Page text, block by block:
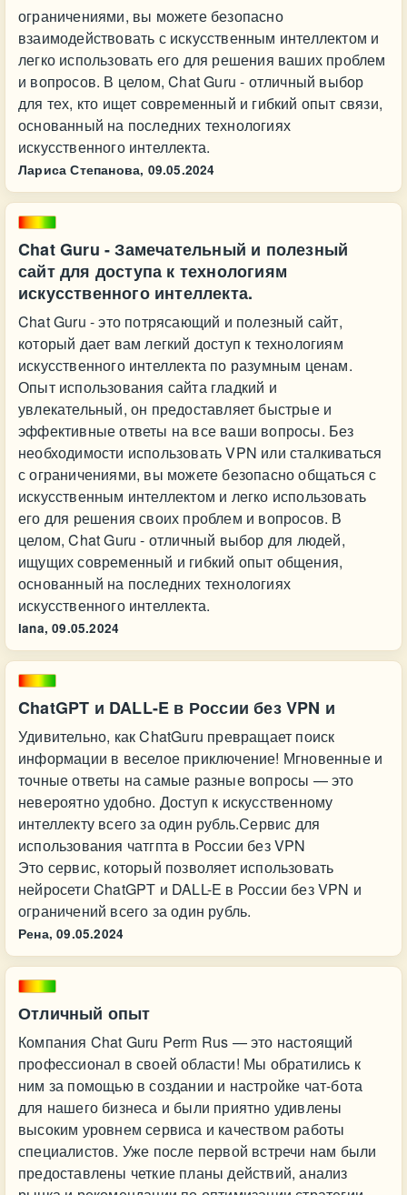
ограничениями, вы можете безопасно
взаимодействовать с искусственным интеллектом и
легко использовать его для решения ваших проблем
и вопросов. В целом, Chat Guru - отличный выбор
для тех, кто ищет современный и гибкий опыт связи,
основанный на последних технологиях
искусственного интеллекта.
Лариса Степанова, 09.05.2024
Chat Guru - Замечательный и полезный
сайт для доступа к технологиям
искусственного интеллекта.
Chat Guru - это потрясающий и полезный сайт,
который дает вам легкий доступ к технологиям
искусственного интеллекта по разумным ценам.
Опыт использования сайта гладкий и
увлекательный, он предоставляет быстрые и
эффективные ответы на все ваши вопросы. Без
необходимости использовать VPN или сталкиваться
с ограничениями, вы можете безопасно общаться с
искусственным интеллектом и легко использовать
его для решения своих проблем и вопросов. В
целом, Chat Guru - отличный выбор для людей,
ищущих современный и гибкий опыт общения,
основанный на последних технологиях
искусственного интеллекта.
lana, 09.05.2024
ChatGPT и DALL-E в России без VPN и
Удивительно, как ChatGuru превращает поиск
информации в веселое приключение! Мгновенные и
точные ответы на самые разные вопросы — это
невероятно удобно. Доступ к искусственному
интеллекту всего за один рубль.Сервис для
использования чатгпта в России без VPN
Это сервис, который позволяет использовать
нейросети ChatGPT и DALL-E в России без VPN и
ограничений всего за один рубль.
Рена, 09.05.2024
Отличный опыт
Компания Chat Guru Perm Rus — это настоящий
профессионал в своей области! Мы обратились к
ним за помощью в создании и настройке чат-бота
для нашего бизнеса и были приятно удивлены
высоким уровнем сервиса и качеством работы
специалистов. Уже после первой встречи нам были
предоставлены четкие планы действий, анализ